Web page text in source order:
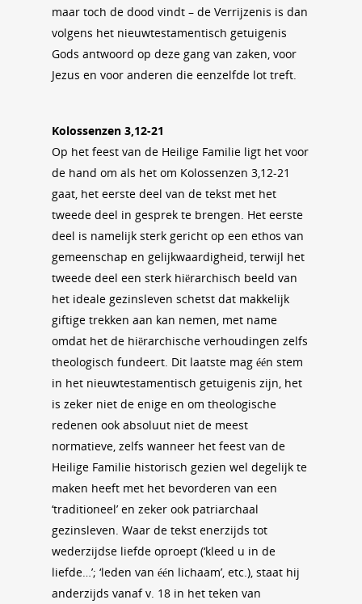
maar toch de dood vindt – de Verrijzenis is dan
volgens het nieuwtestamentisch getuigenis
Gods antwoord op deze gang van zaken, voor
Jezus en voor anderen die eenzelfde lot treft.
Kolossenzen 3,12-21
Op het feest van de Heilige Familie ligt het voor
de hand om als het om Kolossenzen 3,12-21
gaat, het eerste deel van de tekst met het
tweede deel in gesprek te brengen. Het eerste
deel is namelijk sterk gericht op een ethos van
gemeenschap en gelijkwaardigheid, terwijl het
tweede deel een sterk hiërarchisch beeld van
het ideale gezinsleven schetst dat makkelijk
giftige trekken aan kan nemen, met name
omdat het de hiërarchische verhoudingen zelfs
theologisch fundeert. Dit laatste mag één stem
in het nieuwtestamentisch getuigenis zijn, het
is zeker niet de enige en om theologische
redenen ook absoluut niet de meest
normatieve, zelfs wanneer het feest van de
Heilige Familie historisch gezien wel degelijk te
maken heeft met het bevorderen van een
‘traditioneel’ en zeker ook patriarchaal
gezinsleven. Waar de tekst enerzijds tot
wederzijdse liefde oproept (‘kleed u in de
liefde…’; ‘leden van één lichaam’, etc.), staat hij
anderzijds vanaf v. 18 in het teken van